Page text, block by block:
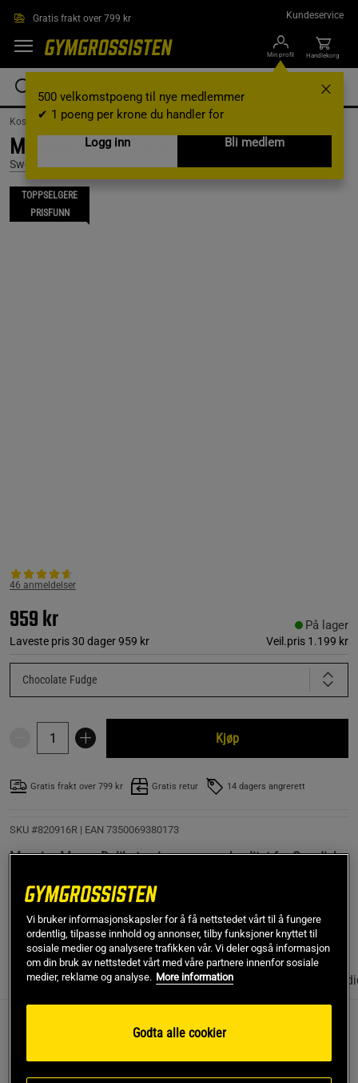
Gratis frakt over 799 kr Kundeservice
Min profil
500 velkomstpoeng til nye medlemmer
✔ 1 poeng per krone du handler for
Logg inn
Bli medlem
Handlekorg
Kosttilskudd / Gainer
Massive Mass, 7000 g, Chocolate Fudge
Swedish Supplements
TOPPSELGERE
PRISFUNN
46 anmeldelser
959 kr
Laveste pris 30 dager959 kr Veil.pris 1.199 kr
På lager
Chocolate Fudge
Kjøp
Gratis frakt over 799 kr Gratis retur 14 dagers angrerett
SKU #820916R | EAN 7350069380173
Massive Mass - Delikat gainer av superkvalitet fra Swedish
gir langvarig energi til dine muskler!
Les mer
Informasjon Anmeldelser(46) Næringsinformasjon &
Massive Mass - Delikat gainer av superkvalitet fra
forbedrer resitusjon og gir langvarig energi til dine
Vi bruker informasjonskapsler for å få nettstedet vårt til å fungere
ordentlig, tilpasse innhold og annonser, tilby funksjoner knyttet til
sosiale medier og analysere trafikken vår. Vi deler også informasjon
om din bruk av nettstedet vårt med våre partnere innenfor sosiale
medier, reklame og analyse. More information
Godta alle cookier